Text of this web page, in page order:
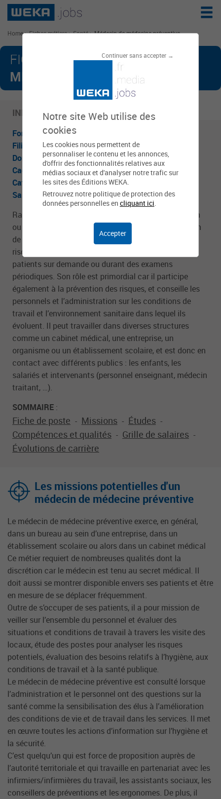
Continuer sans accepter →
Notre site Web utilise des
cookies
Les cookies nous permettent de
personnaliser le contenu et les annonces,
d'offrir des fonctionnalités relatives aux
médias sociaux et d'analyser notre trafic sur
les sites des Éditions WEKA.
Retrouvez notre politique de protection des
données personnelles en cliquant ici.
Accepter
Home>Fiches métiers>Santé>Médecin de médecine préventive
FICHE MÉTIER :MÉDECIN DE
MÉDECINE PRÉVENTIVE
INFOS CLÉS
Fonction publique:
Filière
Médico-sociale
Domaine d'activité:Santé
Cadre d'emploi:Médecin
Catégorie:A
Salaire moyen:2 940 €
Rattaché à la direction de la santé et de la prévention
ou à la direction des ressources humaines, le médecin
de médecine préventive est en charge de prévenir les
risques de maladie et mesurer l’état de santé de ses
patients sur demande ou durant des examens
périodiques. Son rôle est primordial car il participe
également à la prévention des risques, et conseille les
personnels et l’administration sur les conditions de
travail et l’environnement sanitaire dans lequel ils
évoluent. Il peut travailler dans diverses structures
comme un cabinet médical, une entreprise, un
organisme ou un établissement scolaire, et est donc en
contact avec différents publics : les enfants, les
salariés et intervenants (personnel enseignant, médecin
traitant, …).
SOMMAIRE :
Fiche de poste - Missions - Études -
Compétences et qualités - Grille de salaires -
Évolutions de carrière
Les missions potentielles d'un
médecin de médecine préventive
Le médecin de médecine préventive exerce, en général,
dans un bureau au sein d’une entreprise, dans un
établissement scolaire ou alors dans un cabinet médical
Ce métier requiert de nombreuses qualités dont la
discrétion car le médecin est tenu au secret médical. Il
doit aussi se montrer disponible envers ses patients et être
en mesure de se déplacer fréquemment.
Outre de s’occuper de ses patients, il a pour mission de
veiller sur l’ensemble du personnel et évaluer des
situations et conditions de travail à travers les visite des
locaux, étude des postes pour analyser les risques
potentiels, évaluation des besoins relatifs à l’hygiène, aux
conditions de travail et à la santé publique.
Le médecin de médecine préventive est consulté lorsque
l’administration et le personnel ont des questions sur la
santé comme la sensibilisation des élus à l’amélioration
des conditions de vie et de travail dans les services. Il met
en œuvre toutes les actions d’information sur l’hygiène et
la sécurité.
C’est quelqu’un qui est force de proposition auprès de
l’autorité territoriale et qui travaille en partenariat avec les
infirmiers/infirmières du travail, les assistants sociaux, les
conseillers de préventions et les ergonomes. De plus, il